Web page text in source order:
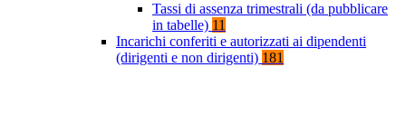
Tassi di assenza trimestrali (da pubblicare
in tabelle) 11
Incarichi conferiti e autorizzati ai dipendenti
(dirigenti e non dirigenti) 181